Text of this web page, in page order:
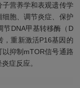
营养学和表观遗传学
胞、调节炎症、保护
节DNA甲基转移酶（D
，重新激活P16基因的
抑制mTOR信号通路
症反应。